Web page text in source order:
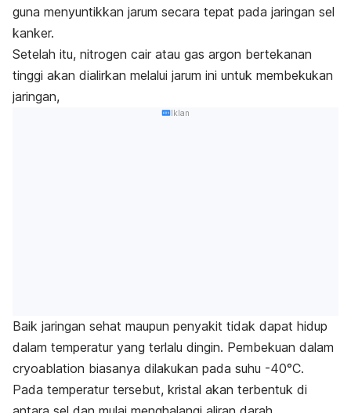
guna menyuntikkan jarum secara tepat pada jaringan sel
kanker.
Setelah itu, nitrogen cair atau gas argon bertekanan
tinggi akan dialirkan melalui jarum ini untuk membekukan
jaringan,
Iklan
Baik jaringan sehat maupun penyakit tidak dapat hidup
dalam temperatur yang terlalu dingin. Pembekuan dalam
cryoablation biasanya dilakukan pada suhu -40°C.
Pada temperatur tersebut, kristal akan terbentuk di